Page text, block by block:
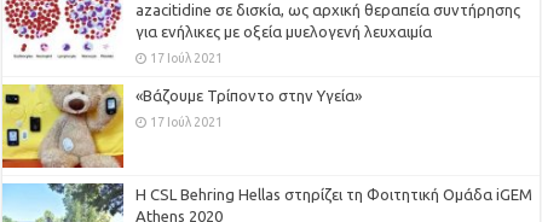
azacitidine σε δισκία, ως αρχική θεραπεία συντήρησης
για ενήλικες με οξεία μυελογενή λευχαιμία
17 Ιούλ 2021
«Βάζουμε Τρίποντο στην Υγεία»
17 Ιούλ 2021
H CSL Behring Hellas στηρίζει τη Φοιτητική Ομάδα iGEM
Athens 2020